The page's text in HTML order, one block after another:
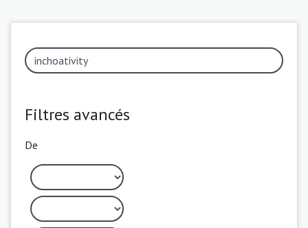
Filtres avancés
De